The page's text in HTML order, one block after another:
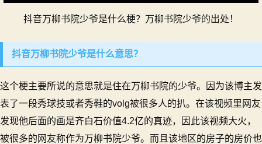
抖音万柳书院少爷是什么梗？万柳书院少爷的出处！
抖音万柳书院少爷是什么意思？
这个梗主要所说的意思就是住在万柳书院的少爷。因为该博主发
表了一段秀球技或者秀鞋的volg被很多人的扒。在该视频里网友
发现他后面的画是齐白石价值4.2亿的真迹，因此该视频大火，
被很多的网友称作为万柳书院少爷。而且该地区的房子的房价也